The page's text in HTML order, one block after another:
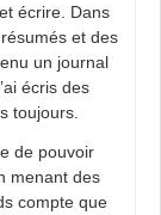
écrire. Dans
et des
un journal
écris des
toujours.
de pouvoir
menant des
compte que